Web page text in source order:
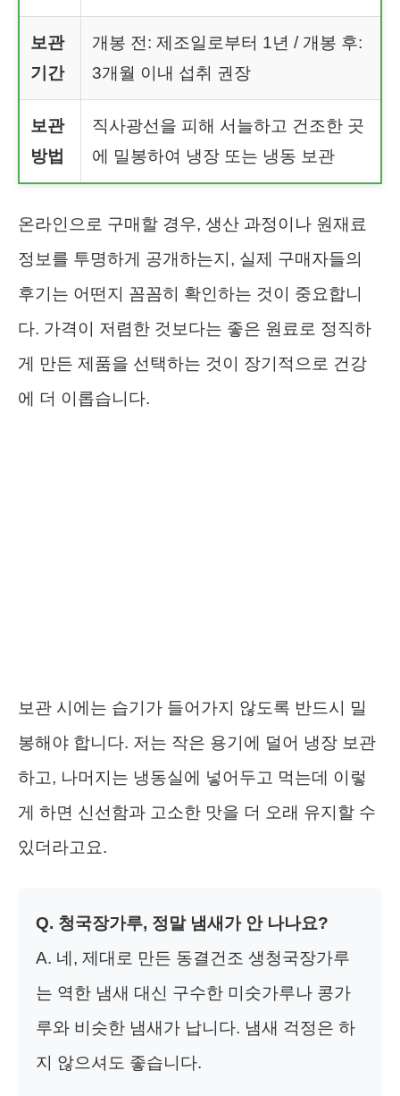
보관
기간
개봉 전: 제조일로부터 1년 / 개봉 후:
3개월 이내 섭취 권장
보관
방법
직사광선을 피해 서늘하고 건조한 곳
에 밀봉하여 냉장 또는 냉동 보관
온라인으로 구매할 경우, 생산 과정이나 원재료
정보를 투명하게 공개하는지, 실제 구매자들의
후기는 어떤지 꼼꼼히 확인하는 것이 중요합니
다. 가격이 저렴한 것보다는 좋은 원료로 정직하
게 만든 제품을 선택하는 것이 장기적으로 건강
에 더 이롭습니다.
보관 시에는 습기가 들어가지 않도록 반드시 밀
봉해야 합니다. 저는 작은 용기에 덜어 냉장 보관
하고, 나머지는 냉동실에 넣어두고 먹는데 이렇
게 하면 신선함과 고소한 맛을 더 오래 유지할 수
있더라고요.
Q. 청국장가루, 정말 냄새가 안 나나요?
A. 네, 제대로 만든 동결건조 생청국장가루
는 역한 냄새 대신 구수한 미숫가루나 콩가
루와 비슷한 냄새가 납니다. 냄새 걱정은 하
지 않으셔도 좋습니다.